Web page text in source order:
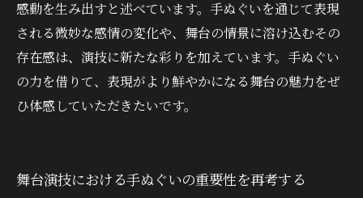
感動を生み出すと述べています。手ぬぐいを通じて表現
される微妙な感情の変化や、舞台の情景に溶け込むその
存在感は、演技に新たな彩りを加えています。手ぬぐい
の力を借りて、表現がより鮮やかになる舞台の魅力をぜ
ひ体感していただきたいです。
舞台演技における手ぬぐいの重要性を再考する